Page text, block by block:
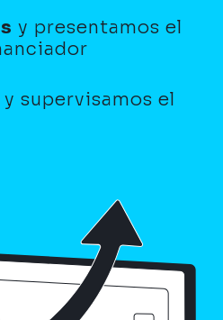
y presentamos el
y supervisamos el